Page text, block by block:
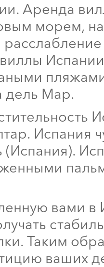
Аренда
морем,
дель Мар.
Испания
(Испания).
вами в
Таким
ваших